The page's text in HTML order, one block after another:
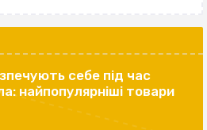
себе під час
найпопулярніші товари